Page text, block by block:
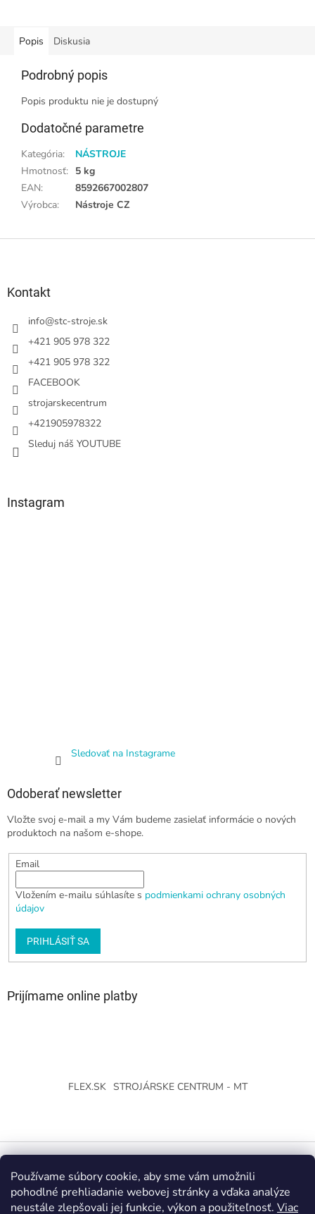
Používame súbory cookie, aby sme vám umožnili
pohodlné prehliadanie webovej stránky a vďaka analýze
neustále zlepšovali jej funkcie, výkon a použiteľnosť. Viac
Popis Diskusia
Podrobný popis
Popis produktu nie je dostupný
Dodatočné parametre
Kategória:
NÁSTROJE
Hmotnosť: 5 kg
EAN:
8592667002807
Výrobca: Nástroje CZ
Kontakt
info@stc-stroje.sk
+421 905 978 322
+421 905 978 322
FACEBOOK
strojarskecentrum
+421905978322
Sleduj náš YOUTUBE
Instagram
Sledovať na Instagrame
Odoberať newsletter
Vložte svoj e-mail a my Vám budeme zasielať informácie o nových
produktoch na našom e-shope.
Email
Vložením e-mailu súhlasíte s podmienkami ochrany osobných
údajov
PRIHLÁSIŤ SA
Prijímame online platby
FLEX.SK STROJÁRSKE CENTRUM - MT
Vytvoril Shoptet